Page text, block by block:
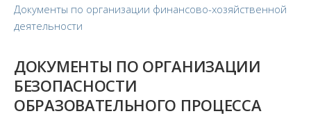
Документы по организации финансово-хозяйственной
деятельности
ДОКУМЕНТЫ ПО ОРГАНИЗАЦИИ
БЕЗОПАСНОСТИ
ОБРАЗОВАТЕЛЬНОГО ПРОЦЕССА